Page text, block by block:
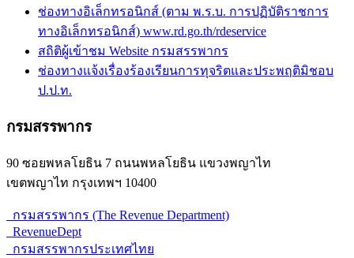
ช่องทางอิเล็กทรอนิกส์ (ตาม พ.ร.บ. การปฏิบัติราชการ
ทางอิเล็กทรอนิกส์) www.rd.go.th/rdeservice
สถิติผู้เข้าชม Website กรมสรรพากร
ช่องทางแจ้งเรื่องร้องเรียนการทุจริตและประพฤติมิชอบ
ป.ป.ท.
กรมสรรพากร
90 ซอยพหลโยธิน 7 ถนนพหลโยธิน แขวงพญาไท
เขตพญาไท กรุงเทพฯ 10400
กรมสรรพากร (The Revenue Department)
RevenueDept
กรมสรรพากรประเทศไทย